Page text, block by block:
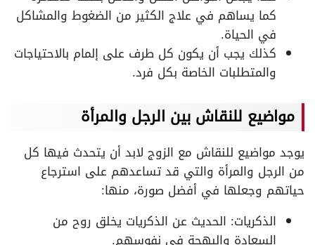
كما يساهم في علاج الكثير من الضغوط والمشاكل
في الحياة.
كذلك يجب أن يكون كل طرف على إلمام بالاحتياجات
والمتطلبات الخاصة بكل فرد.
مواضيع للنقاش بين الرجل والمرأة
يوجد مواضيع للنقاش مع الزوج لابد أن يتحدث فيها كل
من الرجل والمرأة والتي قد تساعدهم على استرجاع
حياتهم وجعلها في أفضل صورة، منها:
الذكريات: الحديث عن الذكريات يخلق روح من
السعادة والبهجة في نفوسهم.